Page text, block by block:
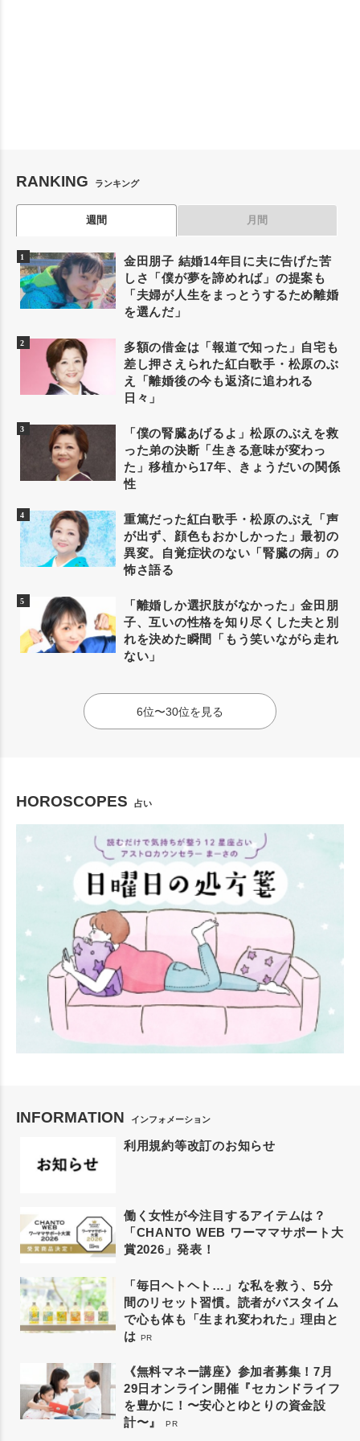
RANKING ランキング
週間 月間
金田朋子 結婚14年目に夫に告げた苦
しさ「僕が夢を諦めれば」の提案も
「夫婦が人生をまっとうするため離婚
を選んだ」
多額の借金は「報道で知った」自宅も
差し押さえられた紅白歌手・松原のぶ
え「離婚後の今も返済に追われる
日々」
「僕の腎臓あげるよ」松原のぶえを救
った弟の決断「生きる意味が変わっ
た」移植から17年、きょうだいの関係
性
重篤だった紅白歌手・松原のぶえ「声
が出ず、顔色もおかしかった」最初の
異変。自覚症状のない「腎臓の病」の
怖さ語る
「離婚しか選択肢がなかった」金田朋
子、互いの性格を知り尽くした夫と別
れを決めた瞬間「もう笑いながら走れ
ない」
6位〜30位を見る
HOROSCOPES 占い
INFORMATION インフォメーション
利用規約等改訂のお知らせ
働く女性が今注目するアイテムは？
「CHANTO WEB ワーママサポート大
賞2026」発表！
「毎日ヘトヘト…」な私を救う、5分
間のリセット習慣。読者がバスタイム
で心も体も「生まれ変われた」理由と
は
PR
《無料マネー講座》参加者募集！7月
29日オンライン開催『セカンドライフ
を豊かに！〜安心とゆとりの資金設
計〜』
PR